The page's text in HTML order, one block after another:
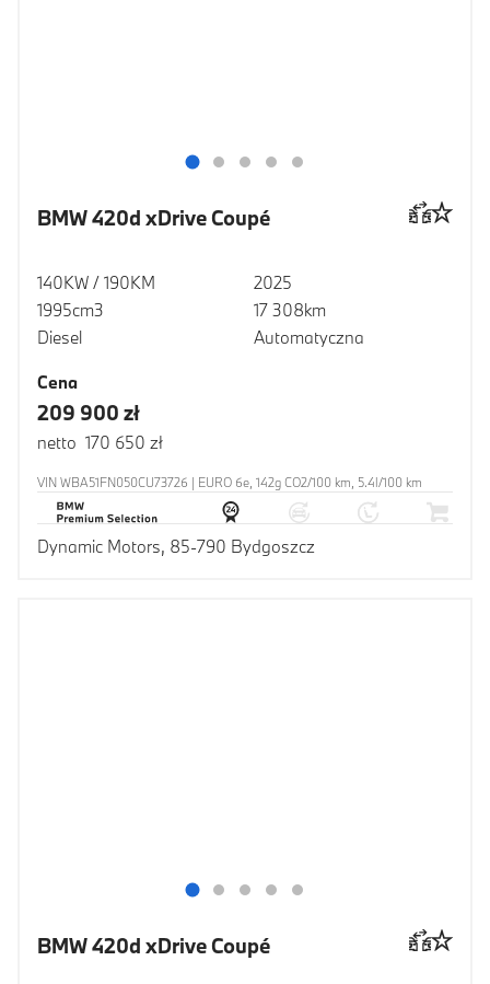
BMW 420d xDrive Coupé
140KW / 190KM
1995cm3
Diesel
2025
17 308km
Automatyczna
Cena
209 900 zł
netto 170 650 zł
VIN WBA51FN050CU73726 | EURO 6e, 142g CO2/100 km, 5.4l/100 km
Dynamic Motors, 85-790 Bydgoszcz
BMW 420d xDrive Coupé